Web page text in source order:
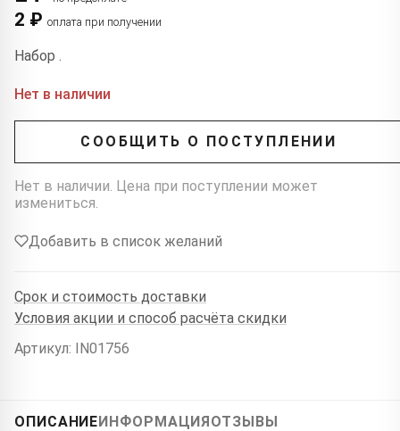
2 ₽ оплата при получении
Набор .
Нет в наличии
СООБЩИТЬ О ПОСТУПЛЕНИИ
Нет в наличии. Цена при поступлении может
измениться.
Добавить в список желаний
Срок и стоимость доставки
Условия акции и способ расчёта скидки
Артикул: IN01756
ОПИСАНИЕИНФОРМАЦИЯОТЗЫВЫ